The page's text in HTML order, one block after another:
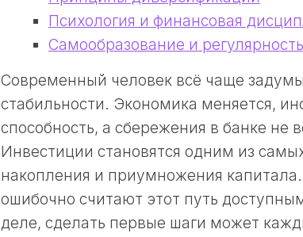
Психология и финансовая
Самообразование и
Современный человек всё чаще
стабильности. Экономика меняется,
способность, а сбережения в банке не
Инвестиции становятся одним из
накопления и приумножения
ошибочно считают этот путь
деле, сделать первые шаги может